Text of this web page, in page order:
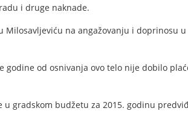
i druge naknade.
na angažovanju i doprinosu
od osnivanja ovo telo nije dobilo
gradskom budžetu za 2015. godinu